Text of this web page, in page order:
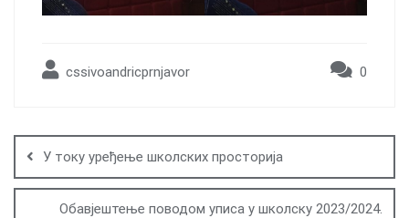
cssivoandricprnjavor 0
navigation
У току уређење школских просторија
Обавјештење поводом уписа у школску 2023/2024.